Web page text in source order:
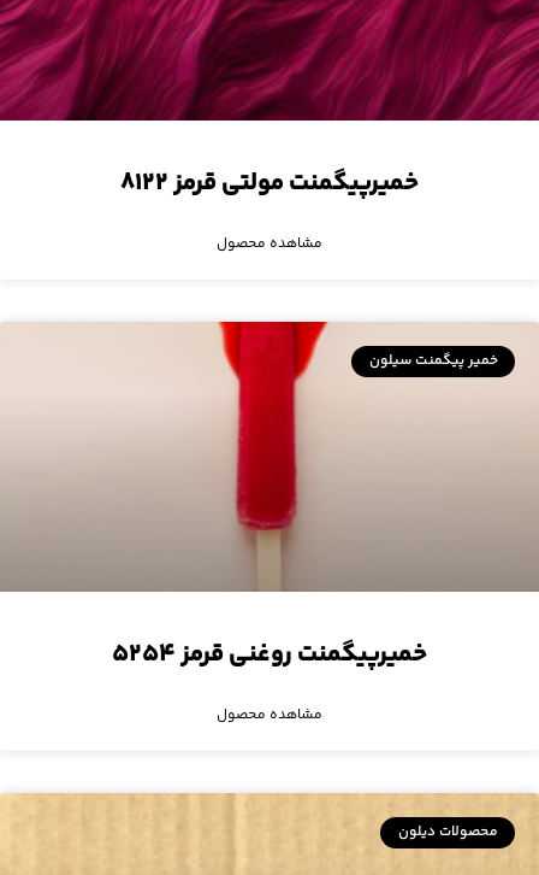
خمیرپیگمنت مولتی قرمز ۸۱۲۲
مشاهده محصول
خمیر پیگمنت سیلون
خمیرپیگمنت روغنی قرمز ۵۲۵۴
مشاهده محصول
محصولات دیلون